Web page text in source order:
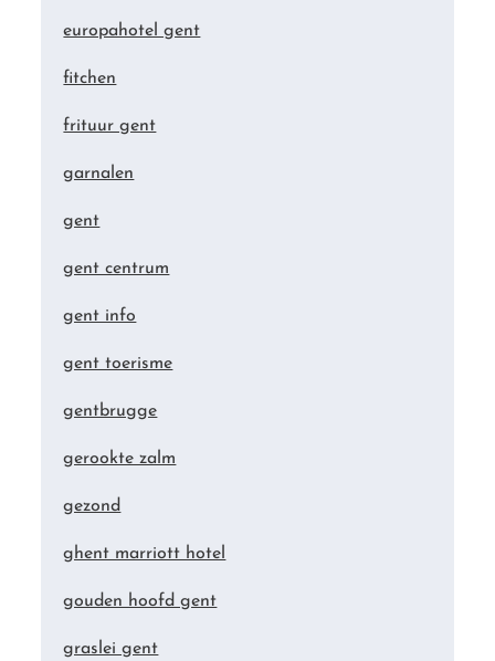
europahotel gent
fitchen
frituur gent
garnalen
gent
gent centrum
gent info
gent toerisme
gentbrugge
gerookte zalm
gezond
ghent marriott hotel
gouden hoofd gent
graslei gent